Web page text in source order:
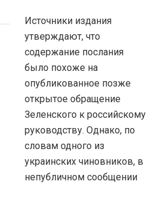
Источники издания
утверждают, что
содержание послания
было похоже на
опубликованное позже
открытое обращение
Зеленского к российскому
руководству. Однако, по
словам одного из
украинских чиновников, в
непубличном сообщении